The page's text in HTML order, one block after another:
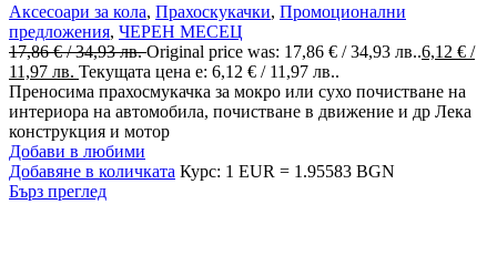
Аксесоари за кола, Прахоскукачки, Промоционални
предложения, ЧЕРЕН МЕСЕЦ
17,86€/ 34,93 лв.Original price was: 17,86 € / 34,93 лв..6,12 € /
11,97 лв. Текущата цена е: 6,12 € / 11,97 лв..
Преносима прахосмукачка за мокро или сухо почистване на
интериора на автомобила, почистване в движение и др Лека
конструкция и мотор
Добави в любими
Добавяне в количката Курс: 1 EUR = 1.95583 BGN
Бърз преглед